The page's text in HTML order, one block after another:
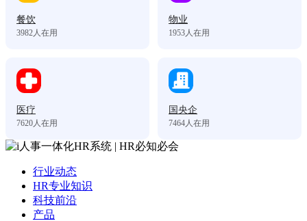
餐饮
3982人在用
物业
1953人在用
医疗
7620人在用
国央企
7464人在用
行业动态
HR专业知识
科技前沿
产品